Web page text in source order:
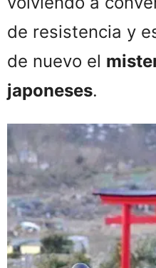
de resistencia y
de nuevo el
japoneses.